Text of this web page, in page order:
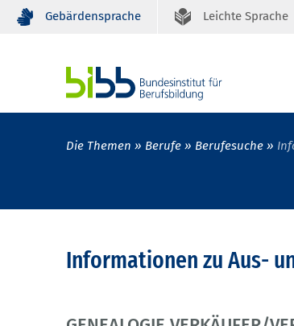
Gebärdensprache Leichte Sprache
Die Themen Berufe Berufesuche
Informationen zu Aus-